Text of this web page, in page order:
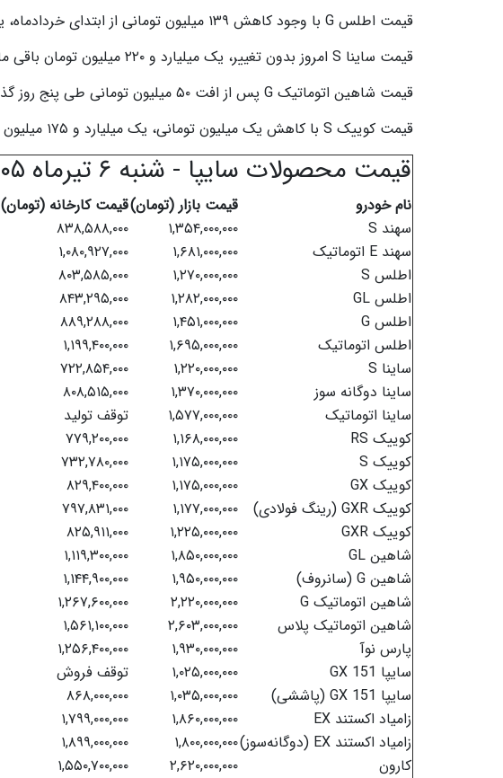
قیمت اطلس G با وجود کاهش ۱۳۹ میلیون تومانی از ابتدای خردادماه، یک میلیارد و ۴۵۱ میلیون تومان است.
قیمت ساینا S امروز بدون تغییر، یک میلیارد و ۲۲۰ میلیون تومان باقی ماند.
قیمت شاهین اتوماتیک G پس از افت ۵۰ میلیون تومانی طی پنج روز گذشته، به دو میلیارد و ۲۲۰ میلیون تومان رسید.
قیمت کوییک S با کاهش یک میلیون تومانی، یک میلیارد و ۱۷۵ میلیون تومان قیمت‌گذاری شد.
قیمت محصولات سایپا - شنبه ۶ تیرماه ۱۴۰۵
نام خودرو قیمت بازار (تومان)قیمت کارخانه (تومان)
سهند S
۱,۳۵۴,۰۰۰,۰۰۰ ۸۳۸,۵۸۸,۰۰۰
سهند E اتوماتیک
۱,۶۸۱,۰۰۰,۰۰۰ ۱,۰۸۰,۹۲۷,۰۰۰
اطلس S
۱,۲۷۰,۰۰۰,۰۰۰ ۸۰۳,۵۸۵,۰۰۰
اطلس GL
۱,۲۸۲,۰۰۰,۰۰۰ ۸۴۳,۲۹۵,۰۰۰
اطلس G
۱,۴۵۱,۰۰۰,۰۰۰ ۸۸۹,۲۸۸,۰۰۰
اطلس اتوماتیک
۱,۶۹۵,۰۰۰,۰۰۰ ۱,۱۹۹,۴۰۰,۰۰۰
ساینا S
۱,۲۲۰,۰۰۰,۰۰۰ ۷۲۲,۸۵۴,۰۰۰
ساینا دوگانه سوز
۱,۳۷۰,۰۰۰,۰۰۰ ۸۰۸,۵۱۵,۰۰۰
ساینا اتوماتیک
۱,۵۷۷,۰۰۰,۰۰۰ توقف تولید
کوییک RS
۱,۱۶۸,۰۰۰,۰۰۰ ۷۷۹,۲۰۰,۰۰۰
کوییک S
۱,۱۷۵,۰۰۰,۰۰۰ ۷۳۲,۷۸۰,۰۰۰
کوییک GX
۱,۱۷۵,۰۰۰,۰۰۰ ۸۲۹,۴۰۰,۰۰۰
کوییک GXR (رینگ فولادی)
۱,۱۷۷,۰۰۰,۰۰۰ ۷۹۷,۸۳۱,۰۰۰
کوییک GXR
۱,۲۲۵,۰۰۰,۰۰۰ ۸۲۵,۹۱۱,۰۰۰
شاهین GL
۱,۸۵۰,۰۰۰,۰۰۰ ۱,۱۱۹,۳۰۰,۰۰۰
شاهین G (سانروف)
۱,۹۵۰,۰۰۰,۰۰۰ ۱,۱۴۴,۹۰۰,۰۰۰
شاهین اتوماتیک G
۲,۲۲۰,۰۰۰,۰۰۰ ۱,۲۶۷,۶۰۰,۰۰۰
شاهین اتوماتیک پلاس
۲,۶۰۳,۰۰۰,۰۰۰ ۱,۵۶۱,۱۰۰,۰۰۰
پارس نوآ
۱,۹۳۰,۰۰۰,۰۰۰ ۱,۲۵۶,۴۰۰,۰۰۰
سایپا 151 GX
۱,۰۲۵,۰۰۰,۰۰۰ توقف فروش
سایپا 151 GX (پاششی)
۱,۰۳۵,۰۰۰,۰۰۰ ۸۶۸,۰۰۰,۰۰۰
زامیاد اکستند EX
۱,۸۶۰,۰۰۰,۰۰۰ ۱,۷۹۹,۰۰۰,۰۰۰
زامیاد اکستند EX (دوگانه‌سوز)
۱,۸۰۰,۰۰۰,۰۰۰ ۱,۸۹۹,۰۰۰,۰۰۰
کارون
۲,۶۲۰,۰۰۰,۰۰۰ ۱,۵۵۰,۷۰۰,۰۰۰